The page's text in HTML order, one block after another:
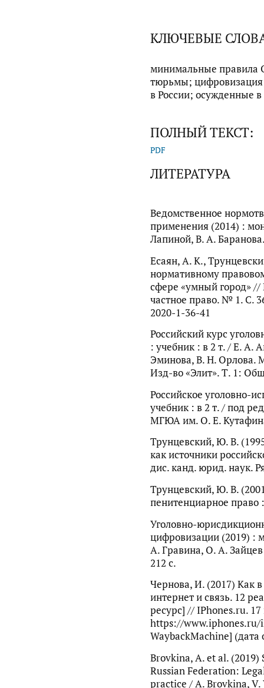
КЛЮЧЕВЫЕ
минимальные
тюрьмы;
в России; осужденные
ПОЛНЫЙ ТЕКСТ:
PDF
ЛИТЕРАТУРА
Ведомственное
применения (2014) :
Лапиной, В. А.
Есаян, А. К.,
нормативному
сфере «умный город»
частное право. № 1. С.
2020-1-36-41
Российский курс
: учебник : в 2 т. / Е. А.
Эминова, В. Н.
Изд-во «Элит». Т. 1:
Российское уголовно-
учебник : в 2 т. / под
МГЮА им. О. Е.
Трунцевский, Ю. В.
как источники
дис. канд. юрид. наук.
Трунцевский, Ю. В.
пенитенциарное
Уголовно-
цифровизации (2019) :
А. Гравина, О. А.
212 с.
Чернова, И. (2017) Как
интернет и связь. 12
ресурс] // IPhones.ru.
https://www.iphones.ru/
WaybackMachine]
Brovkina, A. et al.
Russian Federation:
practice / A. Brovkina, V.